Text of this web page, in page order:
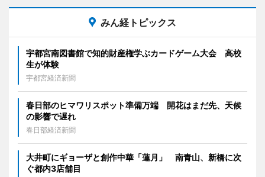
みん経トピックス
宇都宮南図書館で知的財産権学ぶカードゲーム大会 高校
生が体験
宇都宮経済新聞
春日部のヒマワリスポット準備万端 開花はまだ先、天候
の影響で遅れ
春日部経済新聞
大井町にギョーザと創作中華「蓮月」 南青山、新橋に次
ぐ都内3店舗目